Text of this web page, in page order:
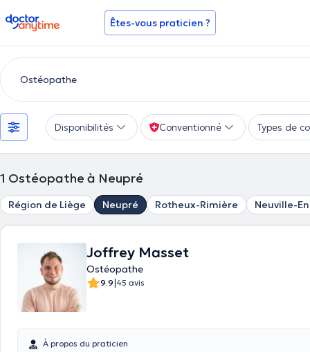
doctoranytime Êtes-vous praticien ?
Disponibilités Conventionné Types de
1 Ostéopathe à Neupré
Région de Liège Neupré Rotheux-Rimière Neuville-
Joffrey Masset
Ostéopathe
9.9|45 avis
À propos du praticien